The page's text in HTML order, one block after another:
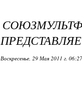
Воскресенье, 29 Мая 2011 г.